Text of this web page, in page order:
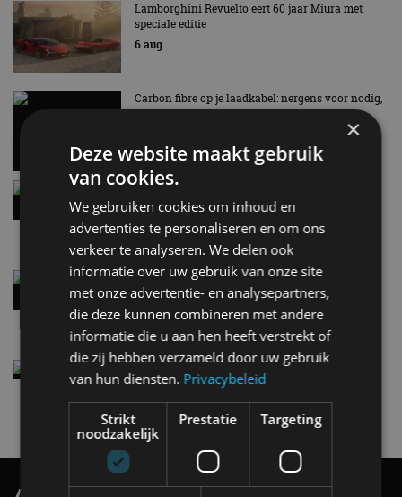
Lamborghini Revuelto eert 60 jaar Miura met
speciale editie
6 aug
Carbon fibre op je laadkabel: nergens voor nodig,
en precies daarom geweldig
Hennessey Blackbird krijgt atmosferische V8 en
handbak: soms is eenvoud leuker
5 aug
Audi A2 e-Tron mikt op verbruik van 12,8 kWh
per 100 kilometer
4 aug
Elektrische Geely E2 (tijdelijk) net zo goedkoop
als een Renault Twingo
4 aug
×
Deze website maakt gebruik
van cookies.
We gebruiken cookies om inhoud en
advertenties te personaliseren en om ons
verkeer te analyseren. We delen ook
informatie over uw gebruik van onze site
met onze advertentie- en analysepartners,
die deze kunnen combineren met andere
informatie die u aan hen heeft verstrekt of
die zij hebben verzameld door uw gebruik
van hun diensten. Privacybeleid
Strikt
noodzakelijk
Prestatie Targeting